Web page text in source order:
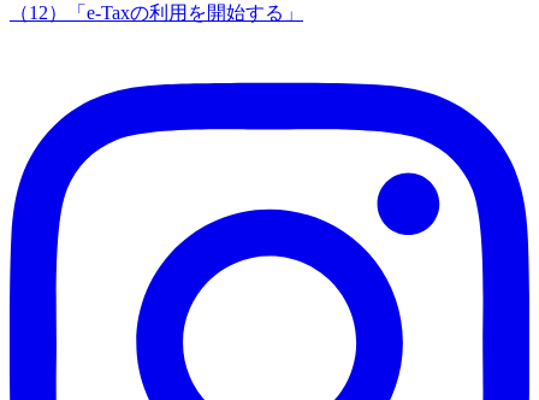
（12）「e-Taxの利用を開始する」